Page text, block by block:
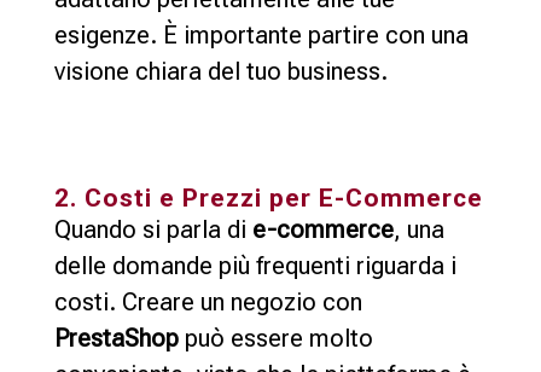
esigenze. È importante partire con una
visione chiara del tuo business.
2. Costi e Prezzi per E-Commerce
Quando si parla di e-commerce, una
delle domande più frequenti riguarda i
costi. Creare un negozio con
PrestaShoppuò essere molto